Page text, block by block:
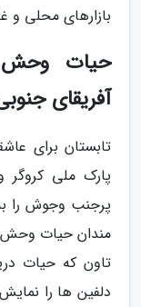
بازارهای محلی و
حیات وحش
آفریقای
تابستان برای
پارک ملی
پرجنب وجوش را
مندان حیات وحش
تاون که حیات
دلفین ها را